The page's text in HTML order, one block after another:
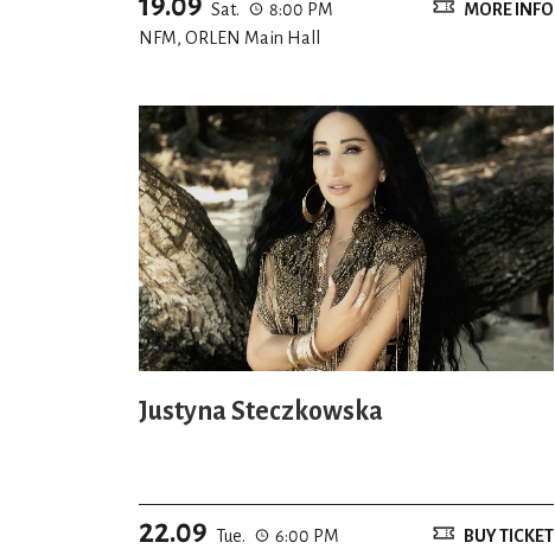
Sat.
8:00 PM
NFM, ORLEN Main Hall
MORE INFO
Justyna Steczkowska
22.09 Tue.
6:00 PM
BUY TICKET